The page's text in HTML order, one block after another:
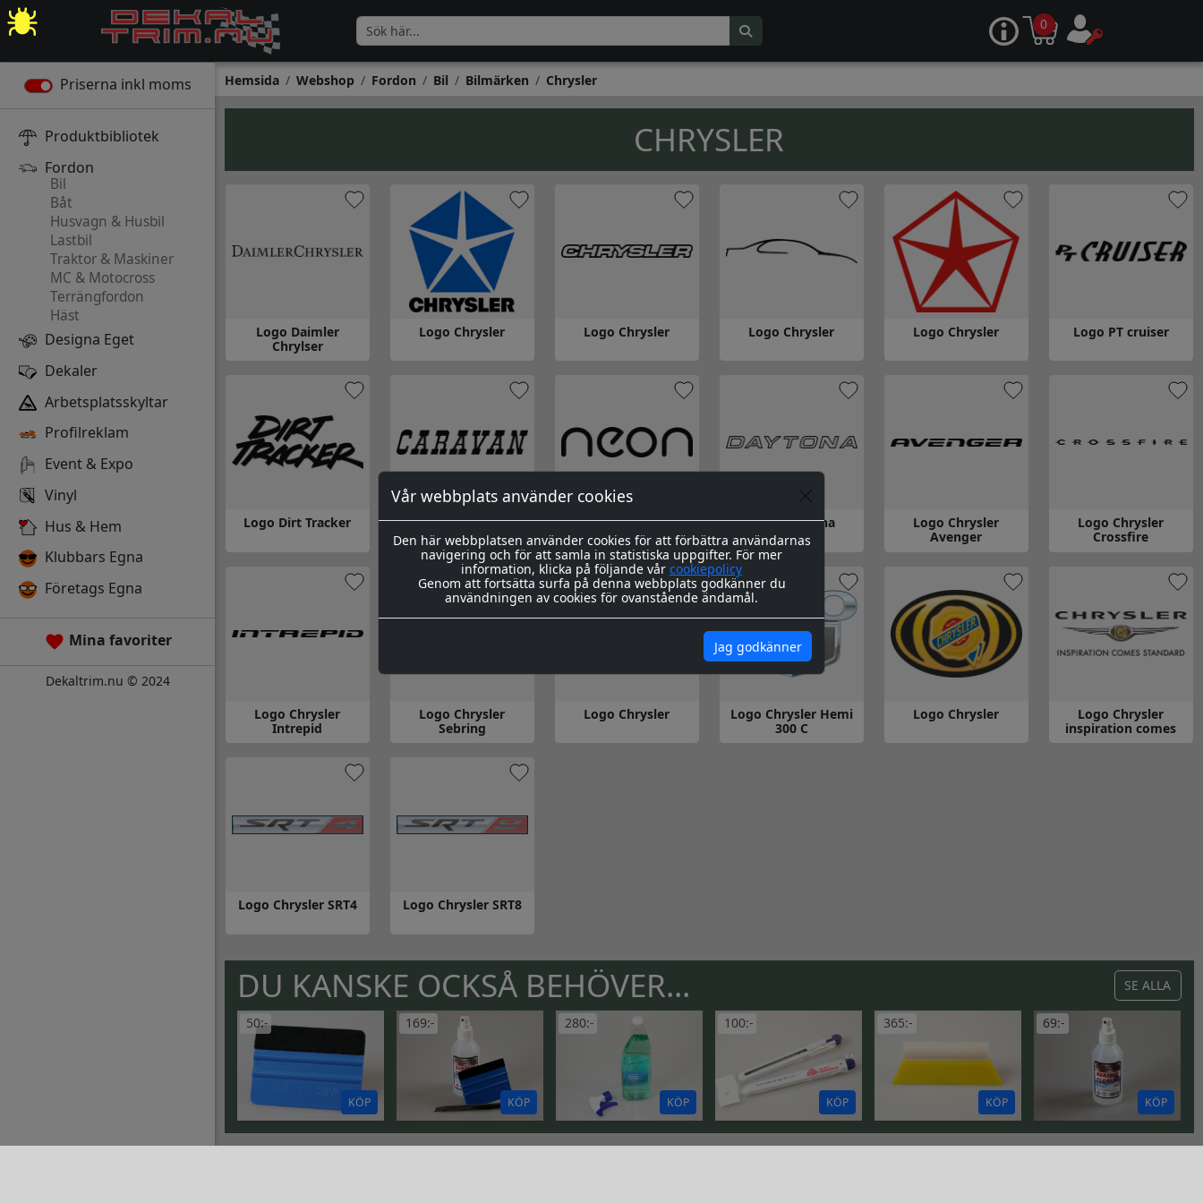
Vår webbplats använder cookies
Den här webbplatsen använder cookies för att förbättra användarnas
navigering och för att samla in statistiska uppgifter. För mer
information, klicka på följande vår cookiepolicy
Genom att fortsätta surfa på denna webbplats godkänner du
användningen av cookies för ovanstående ändamål.
Jag godkänner
0
Priserna inkl moms
Produktbibliotek
Fordon
Bil
Båt
Husvagn & Husbil
Lastbil
Traktor & Maskiner
MC & Motocross
Terrängfordon
Häst
Designa Eget
Dekaler
Arbetsplatsskyltar
Profilreklam
Event & Expo
Vinyl
Hus & Hem
Klubbars Egna
Företags Egna
Mina favoriter
Dekaltrim.nu © 2024
Hemsida Webshop Fordon Bil Bilmärken Chrysler
CHRYSLER
Logo Daimler
Chrylser
Logo Chrysler Logo Chrysler Logo Chrysler Logo Chrysler Logo PT cruiser
Logo Dirt Tracker Logo Caravan
Gå till Logo Caravan
Logo Neon
Gå till Logo Neon
Logo Daytona
Gå till Logo Daytona
Logo Chrysler
Avenger
Logo Chrysler
Crossfire
Logo Chrysler
Intrepid
Logo Chrysler
Sebring
Logo Chrysler
Logo Chrysler Hemi
300 C
Logo Chrysler
Logo Chrysler
inspiration comes
Logo Chrysler SRT4 Logo Chrysler SRT8
DU KANSKE OCKSÅ BEHÖVER... SE ALLA
50:-
KÖP
169:-
KÖP
280:-
KÖP
100:-
KÖP
365:-
KÖP
69:-
KÖP